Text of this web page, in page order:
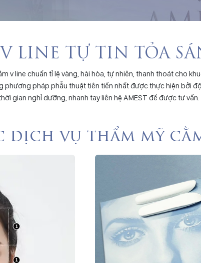
LINE TỰ TIN TỎA
v line chuẩn tỉ lệ vàng, hài hòa, tự nhiên, thanh thoát cho
pháp phẫu thuật tiên tiến nhất được thực hiện bởi
gian nghỉ dưỡng, nhanh tay liên hệ AMEST để được tư vấn.
dịch vụ thẩm mỹ